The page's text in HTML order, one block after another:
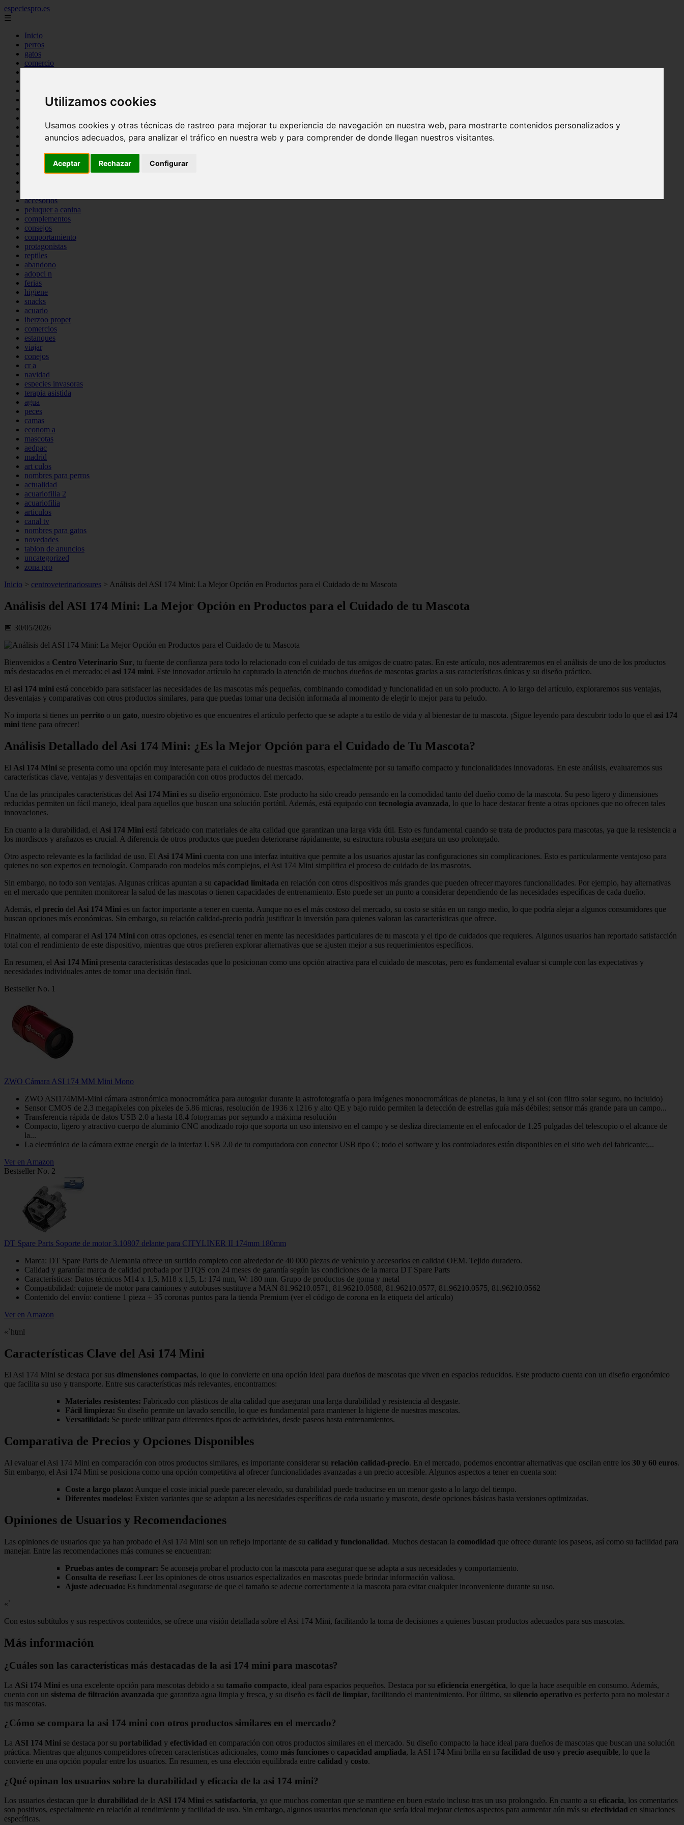
Utilizamos cookies
Usamos cookies y otras técnicas de rastreo para mejorar tu experiencia de navegación en nuestra web, para mostrarte contenidos personalizados y
anuncios adecuados, para analizar el tráfico en nuestra web y para comprender de donde llegan nuestros visitantes.
Aceptar Rechazar Configurar
especiespro.es
☰
Inicio
perros
gatos
comercio
tenencia responsable
mantenimiento
bienestar
peque os mam feros
verano
accesorios
peluquer a canina
complementos
consejos
comportamiento
protagonistas
reptiles
abandono
adopci n
ferias
higiene
snacks
acuario
iberzoo propet
comercios
estanques
viajar
conejos
cr a
navidad
especies invasoras
terapia asistida
agua
peces
camas
econom a
mascotas
aedpac
madrid
art culos
nombres para perros
actualidad
acuariofilia 2
acuariofilia
articulos
canal tv
nombres para gatos
novedades
tablon de anuncios
uncategorized
zona pro
Inicio > centroveterinariosures > Análisis del ASI 174 Mini: La Mejor Opción en Productos para el Cuidado de tu Mascota
Análisis del ASI 174 Mini: La Mejor Opción en Productos para el Cuidado de tu Mascota
📅 30/05/2026
Bienvenidos a Centro Veterinario Sur, tu fuente de confianza para todo lo relacionado con el cuidado de tus amigos de cuatro patas. En este artículo, nos adentraremos en el análisis de uno de los productos
más destacados en el mercado: el asi 174 mini. Este innovador artículo ha capturado la atención de muchos dueños de mascotas gracias a sus características únicas y su diseño práctico.
El asi 174 mini está concebido para satisfacer las necesidades de las mascotas más pequeñas, combinando comodidad y funcionalidad en un solo producto. A lo largo del artículo, exploraremos sus ventajas,
desventajas y comparativas con otros productos similares, para que puedas tomar una decisión informada al momento de elegir lo mejor para tu peludo.
No importa si tienes un perrito o un gato, nuestro objetivo es que encuentres el artículo perfecto que se adapte a tu estilo de vida y al bienestar de tu mascota. ¡Sigue leyendo para descubrir todo lo que el asi 174
mini tiene para ofrecer!
Análisis Detallado del Asi 174 Mini: ¿Es la Mejor Opción para el Cuidado de Tu Mascota?
El Asi 174 Mini se presenta como una opción muy interesante para el cuidado de nuestras mascotas, especialmente por su tamaño compacto y funcionalidades innovadoras. En este análisis, evaluaremos sus
características clave, ventajas y desventajas en comparación con otros productos del mercado.
Una de las principales características del Asi 174 Mini es su diseño ergonómico. Este producto ha sido creado pensando en la comodidad tanto del dueño como de la mascota. Su peso ligero y dimensiones
reducidas permiten un fácil manejo, ideal para aquellos que buscan una solución portátil. Además, está equipado con tecnología avanzada, lo que lo hace destacar frente a otras opciones que no ofrecen tales
innovaciones.
En cuanto a la durabilidad, el Asi 174 Mini está fabricado con materiales de alta calidad que garantizan una larga vida útil. Esto es fundamental cuando se trata de productos para mascotas, ya que la resistencia a
los mordiscos y arañazos es crucial. A diferencia de otros productos que pueden deteriorarse rápidamente, su estructura robusta asegura un uso prolongado.
Otro aspecto relevante es la facilidad de uso. El Asi 174 Mini cuenta con una interfaz intuitiva que permite a los usuarios ajustar las configuraciones sin complicaciones. Esto es particularmente ventajoso para
quienes no son expertos en tecnología. Comparado con modelos más complejos, el Asi 174 Mini simplifica el proceso de cuidado de las mascotas.
Sin embargo, no todo son ventajas. Algunas críticas apuntan a su capacidad limitada en relación con otros dispositivos más grandes que pueden ofrecer mayores funcionalidades. Por ejemplo, hay alternativas
en el mercado que permiten monitorear la salud de las mascotas o tienen capacidades de entrenamiento. Esto puede ser un punto a considerar dependiendo de las necesidades específicas de cada dueño.
Además, el precio del Asi 174 Mini es un factor importante a tener en cuenta. Aunque no es el más costoso del mercado, su costo se sitúa en un rango medio, lo que podría alejar a algunos consumidores que
buscan opciones más económicas. Sin embargo, su relación calidad-precio podría justificar la inversión para quienes valoran las características que ofrece.
Finalmente, al comparar el Asi 174 Mini con otras opciones, es esencial tener en mente las necesidades particulares de tu mascota y el tipo de cuidados que requieres. Algunos usuarios han reportado satisfacción
total con el rendimiento de este dispositivo, mientras que otros prefieren explorar alternativas que se ajusten mejor a sus requerimientos específicos.
En resumen, el Asi 174 Mini presenta características destacadas que lo posicionan como una opción atractiva para el cuidado de mascotas, pero es fundamental evaluar si cumple con las expectativas y
necesidades individuales antes de tomar una decisión final.
Bestseller No. 1
ZWO Cámara ASI 174 MM Mini Mono
ZWO ASI174MM-Mini cámara astronómica monocromática para autoguiar durante la astrofotografía o para imágenes monocromáticas de planetas, la luna y el sol (con filtro solar seguro, no incluido)
Sensor CMOS de 2.3 megapíxeles con píxeles de 5.86 micras, resolución de 1936 x 1216 y alto QE y bajo ruido permiten la detección de estrellas guía más débiles; sensor más grande para un campo...
Transferencia rápida de datos USB 2.0 a hasta 18.4 fotogramas por segundo a máxima resolución
Compacto, ligero y atractivo cuerpo de aluminio CNC anodizado rojo que soporta un uso intensivo en el campo y se desliza directamente en el enfocador de 1.25 pulgadas del telescopio o el alcance de
la...
La electrónica de la cámara extrae energía de la interfaz USB 2.0 de tu computadora con conector USB tipo C; todo el software y los controladores están disponibles en el sitio web del fabricante;...
Ver en Amazon
Bestseller No. 2
DT Spare Parts Soporte de motor 3.10807 delante para CITYLINER II 174mm 180mm
Marca: DT Spare Parts de Alemania ofrece un surtido completo con alrededor de 40 000 piezas de vehículo y accesorios en calidad OEM. Tejido duradero.
Calidad y garantía: marca de calidad probada por DTQS con 24 meses de garantía según las condiciones de la marca DT Spare Parts
Características: Datos técnicos M14 x 1,5, M18 x 1,5, L: 174 mm, W: 180 mm. Grupo de productos de goma y metal
Compatibilidad: cojinete de motor para camiones y autobuses sustituye a MAN 81.96210.0571, 81.96210.0588, 81.96210.0577, 81.96210.0575, 81.96210.0562
Contenido del envío: contiene 1 pieza + 35 coronas puntos para la tienda Premium (ver el código de corona en la etiqueta del artículo)
Ver en Amazon
«`html
Características Clave del Asi 174 Mini
El Asi 174 Mini se destaca por sus dimensiones compactas, lo que lo convierte en una opción ideal para dueños de mascotas que viven en espacios reducidos. Este producto cuenta con un diseño ergonómico
que facilita su uso y transporte. Entre sus características más relevantes, encontramos:
Materiales resistentes: Fabricado con plásticos de alta calidad que aseguran una larga durabilidad y resistencia al desgaste.
Fácil limpieza: Su diseño permite un lavado sencillo, lo que es fundamental para mantener la higiene de nuestras mascotas.
Versatilidad: Se puede utilizar para diferentes tipos de actividades, desde paseos hasta entrenamientos.
Comparativa de Precios y Opciones Disponibles
Al evaluar el Asi 174 Mini en comparación con otros productos similares, es importante considerar su relación calidad-precio. En el mercado, podemos encontrar alternativas que oscilan entre los 30 y 60 euros.
Sin embargo, el Asi 174 Mini se posiciona como una opción competitiva al ofrecer funcionalidades avanzadas a un precio accesible. Algunos aspectos a tener en cuenta son:
Coste a largo plazo: Aunque el coste inicial puede parecer elevado, su durabilidad puede traducirse en un menor gasto a lo largo del tiempo.
Diferentes modelos: Existen variantes que se adaptan a las necesidades específicas de cada usuario y mascota, desde opciones básicas hasta versiones optimizadas.
Opiniones de Usuarios y Recomendaciones
Las opiniones de usuarios que ya han probado el Asi 174 Mini son un reflejo importante de su calidad y funcionalidad. Muchos destacan la comodidad que ofrece durante los paseos, así como su facilidad para
manejar. Entre las recomendaciones más comunes se encuentran:
Pruebas antes de comprar: Se aconseja probar el producto con la mascota para asegurar que se adapta a sus necesidades y comportamiento.
Consulta de reseñas: Leer las opiniones de otros usuarios especializados en mascotas puede brindar información valiosa.
Ajuste adecuado: Es fundamental asegurarse de que el tamaño se adecue correctamente a la mascota para evitar cualquier inconveniente durante su uso.
«`
Con estos subtítulos y sus respectivos contenidos, se ofrece una visión detallada sobre el Asi 174 Mini, facilitando la toma de decisiones a quienes buscan productos adecuados para sus mascotas.
Más información
¿Cuáles son las características más destacadas de la asi 174 mini para mascotas?
La ASi 174 Mini es una excelente opción para mascotas debido a su tamaño compacto, ideal para espacios pequeños. Destaca por su eficiencia energética, lo que la hace asequible en consumo. Además,
cuenta con un sistema de filtración avanzada que garantiza agua limpia y fresca, y su diseño es fácil de limpiar, facilitando el mantenimiento. Por último, su silencio operativo es perfecto para no molestar a
tus mascotas.
¿Cómo se compara la asi 174 mini con otros productos similares en el mercado?
La ASI 174 Mini se destaca por su portabilidad y efectividad en comparación con otros productos similares en el mercado. Su diseño compacto la hace ideal para dueños de mascotas que buscan una solución
práctica. Mientras que algunos competidores ofrecen características adicionales, como más funciones o capacidad ampliada, la ASI 174 Mini brilla en su facilidad de uso y precio asequible, lo que la
convierte en una opción popular entre los usuarios. En resumen, es una elección equilibrada entre calidad y costo.
¿Qué opinan los usuarios sobre la durabilidad y eficacia de la asi 174 mini?
Los usuarios destacan que la durabilidad de la ASI 174 Mini es satisfactoria, ya que muchos comentan que se mantiene en buen estado incluso tras un uso prolongado. En cuanto a su eficacia, los comentarios
son positivos, especialmente en relación al rendimiento y facilidad de uso. Sin embargo, algunos usuarios mencionan que sería ideal mejorar ciertos aspectos para aumentar aún más su efectividad en situaciones
específicas.